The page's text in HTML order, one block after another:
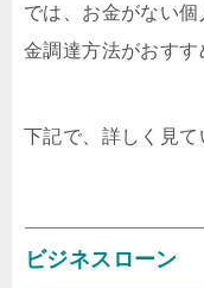
では、お金がない
金調達方法がおすす
下記で、詳しく見て
ビジネスローン